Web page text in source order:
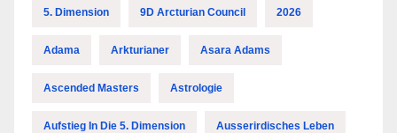
5. Dimension 9D Arcturian Council 2026
Adama Arkturianer Asara Adams
Ascended Masters Astrologie
Aufstieg In Die 5. Dimension Ausserirdisches Leben